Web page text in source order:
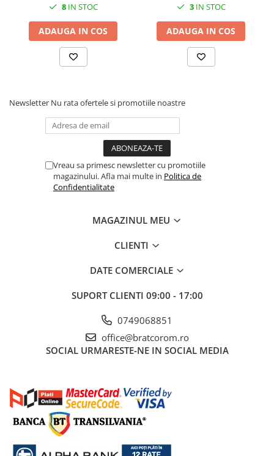
8IN STOC
ADAUGA IN COS
3IN STOC
ADAUGA IN COS
Newsletter Nu rata ofertele si promotiile noastre
Vreau sa primesc newsletter cu promotiile
magazinului. Afla mai multe in Politica de
Confidentialitate
MAGAZINUL MEU
CLIENTI
DATE COMERCIALE
SUPORT CLIENTI 09:00 - 17:00
0749068851
office@bratcorom.ro
SOCIAL URMARESTE-NE IN SOCIAL MEDIA